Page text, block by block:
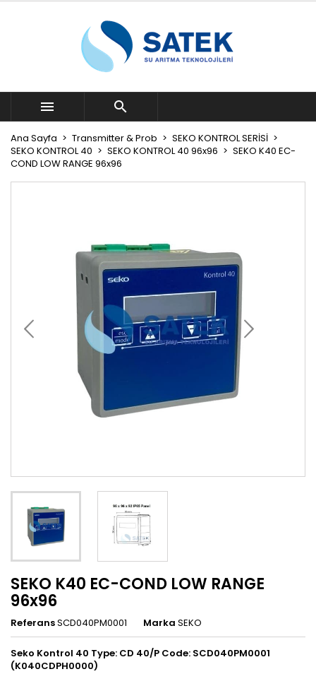
 
Ana Sayfa Transmitter & Prob
SEKO KONTROL SERİSİ
SEKO KONTROL 40
SEKO KONTROL 40 96x96
SEKO K40 EC-
COND LOW RANGE 96x96
SEKO K40 EC-COND LOW RANGE
96x96
ReferansSCD040PM0001 Marka SEKO
Seko Kontrol 40 Type: CD 40/P Code: SCD040PM0001
(K040CDPH0000)